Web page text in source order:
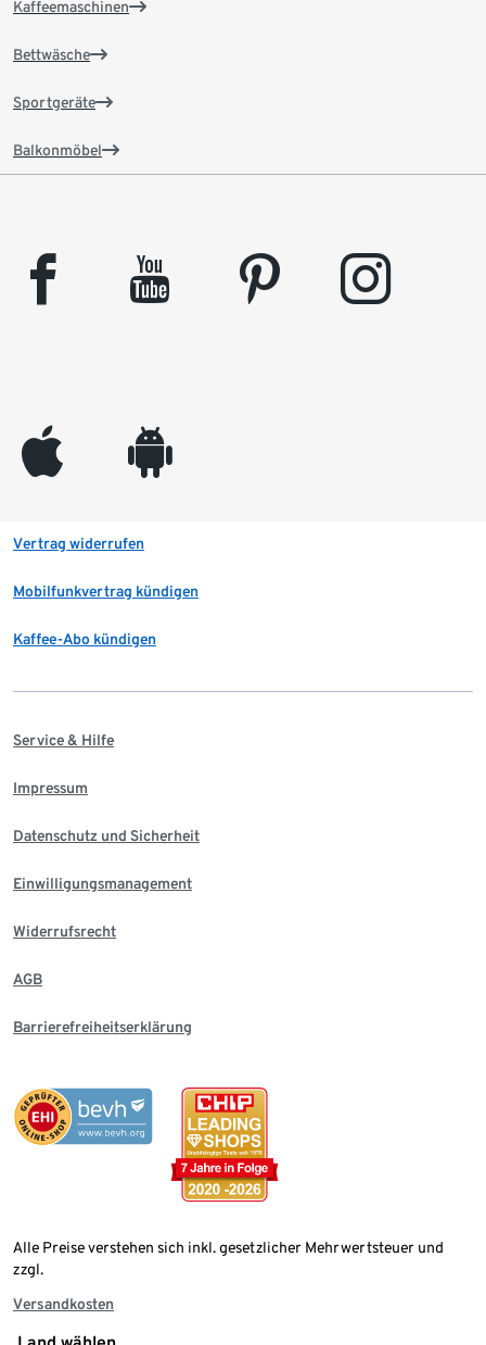
Kaffeemaschinen
Bettwäsche
Sportgeräte
Balkonmöbel
facebook youtube pinterest instagram
appleinc android
Vertrag widerrufen
Mobilfunkvertrag kündigen
Kaffee-Abo kündigen
Service & Hilfe
Impressum
Datenschutz und Sicherheit
Einwilligungsmanagement
Widerrufsrecht
AGB
Barrierefreiheitserklärung
Alle Preise verstehen sich inkl. gesetzlicher Mehrwertsteuer und
zzgl.
Versandkosten